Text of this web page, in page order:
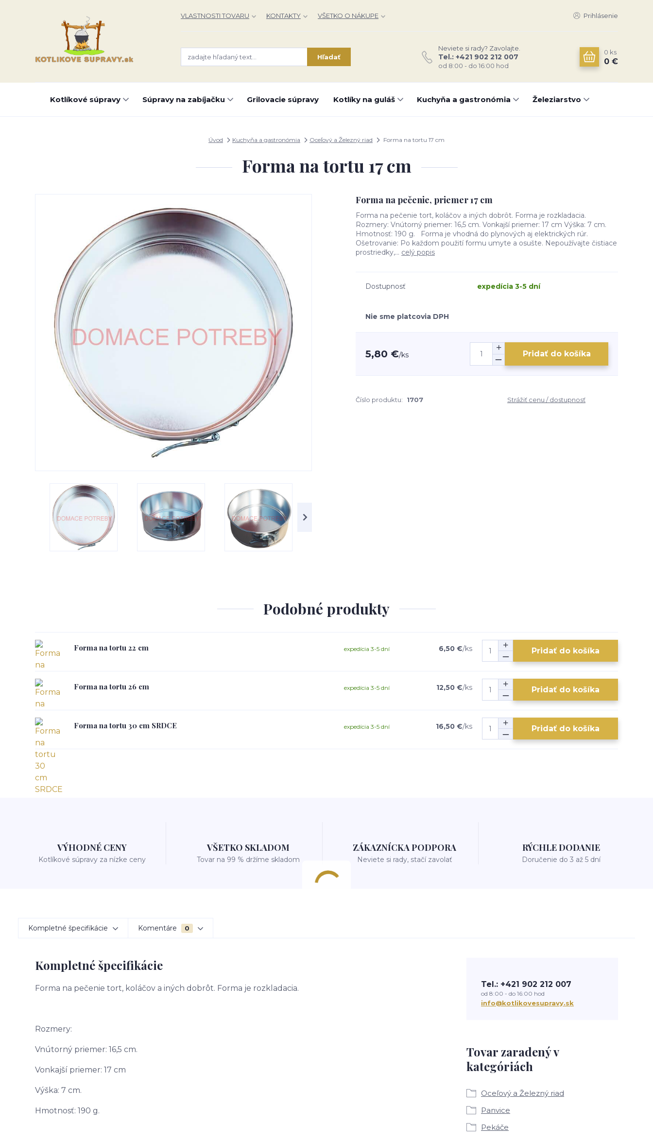
VLASTNOSTI TOVARU KONTAKTY VŠETKO O NÁKUPE Prihlásenie
Hľadať
Neviete si rady? Zavolajte.
Tel.: +421 902 212 007
od 8:00 - do 16:00 hod
0 ks
0 €
Kotlíkové súpravy Súpravy na zabíjačku Grilovacie súpravy Kotlíky na guláš Kuchyňa a gastronómia Železiarstvo
Úvod Kuchyňa a gastronómia Oceľový a Železný riad Forma na tortu 17 cm
Forma na tortu 17 cm
Forma na pečenie, priemer 17 cm
Forma na pečenie tort, koláčov a iných dobrôt. Forma je rozkladacia.
Rozmery: Vnútorný priemer: 16,5 cm. Vonkajší priemer: 17 cm Výška: 7 cm.
Hmotnosť: 190 g. Forma je vhodná do plynových aj elektrických rúr.
Ošetrovanie: Po každom použití formu umyte a osušte. Nepoužívajte čistiace
prostriedky,... celý popis
Dostupnosť expedícia 3-5 dní
Nie sme platcovia DPH
5,80 €/ks Pridať do košíka
Číslo produktu: 1707 Strážiť cenu / dostupnosť
Podobné produkty
Forma na tortu 22 cm 6,50 €/ks
expedícia 3-5 dní Pridať do košíka
Forma na tortu 26 cm 12,50 €/ks
expedícia 3-5 dní Pridať do košíka
Forma na tortu 30 cm SRDCE 16,50 €/ks
expedícia 3-5 dní Pridať do košíka
VÝHODNÉ CENY
Kotlíkové súpravy za nízke ceny
VŠETKO SKLADOM
Tovar na 99 % držíme skladom
ZÁKAZNÍCKA PODPORA
Neviete si rady, stačí zavolať
RÝCHLE DODANIE
Doručenie do 3 až 5 dní
Kompletné špecifikácie Komentáre 0
Kompletné špecifikácie
Forma na pečenie tort, koláčov a iných dobrôt. Forma je rozkladacia.
Rozmery:
Vnútorný priemer: 16,5 cm.
Vonkajší priemer: 17 cm
Výška: 7 cm.
Hmotnosť: 190 g.
Tovar zaradený v
kategóriách
Oceľový a Železný riad
Panvice
Pekáče
Tel.: +421 902 212 007
od 8:00 - do 16:00 hod
info@kotlikovesupravy.sk